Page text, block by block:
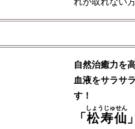
自然治癒力を
血液をサラサ
す！
「 松寿仙
しょうじゅせん
」